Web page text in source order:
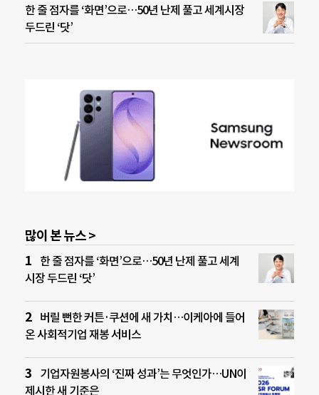
한 줄 점자를 ‘화면’으로…50년 난제 풀고 세계시장
두드린 ‘닷’
많이 본 뉴스 >
한 줄 점자를 ‘화면’으로…50년 난제 풀고 세계
시장 두드린 ‘닷’
버릴 뻔한 커튼·쿠션에 새 가치…이케아에 들어
온 사회적기업 재봉 서비스
기업자원봉사의 ‘진짜 성과’는 무엇인가…UN이
제시한 새 기준은